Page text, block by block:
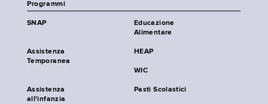
Programmi
SNAP
Educazione
Alimentare
Assistenza
Temporanea
HEAP
WIC
Assistenza
all'infanzia
Pasti Scolastici